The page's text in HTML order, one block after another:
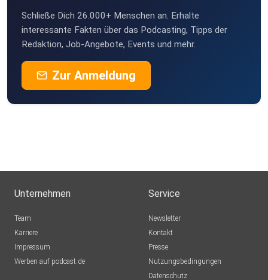
Schließe Dich 26.000+ Menschen an. Erhalte
interessante Fakten über das Podcasting, Tipps der
Redaktion, Job-Angebote, Events und mehr.
Zur Anmeldung
Unternehmen
Team
Karriere
Impressum
Werben auf podcast.de
Service
Newsletter
Kontakt
Presse
Nutzungsbedingungen
Datenschutz